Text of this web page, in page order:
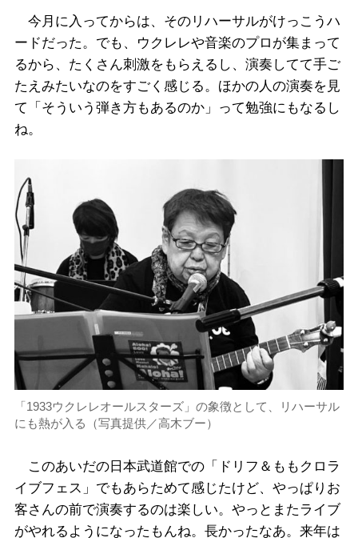
今月に入ってからは、そのリハーサルがけっこうハ
ードだった。でも、ウクレレや音楽のプロが集まって
るから、たくさん刺激をもらえるし、演奏してて手ご
たえみたいなのをすごく感じる。ほかの人の演奏を見
て「そういう弾き方もあるのか」って勉強にもなるし
ね。
「1933ウクレレオールスターズ」の象徴として、リハーサル
にも熱が入る（写真提供／高木ブー）
このあいだの日本武道館での「ドリフ＆ももクロラ
イブフェス」でもあらためて感じたけど、やっぱりお
客さんの前で演奏するのは楽しい。やっとまたライブ
がやれるようになったもんね。長かったなあ。来年は